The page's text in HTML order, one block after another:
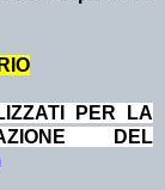
PER LA
DEL